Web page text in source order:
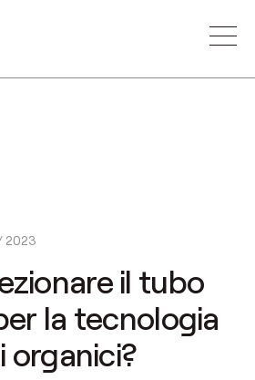
2023
il tubo
la tecnologia
organici?